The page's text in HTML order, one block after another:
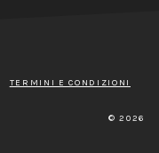
TERMINI E CONDIZIONI
© 2026